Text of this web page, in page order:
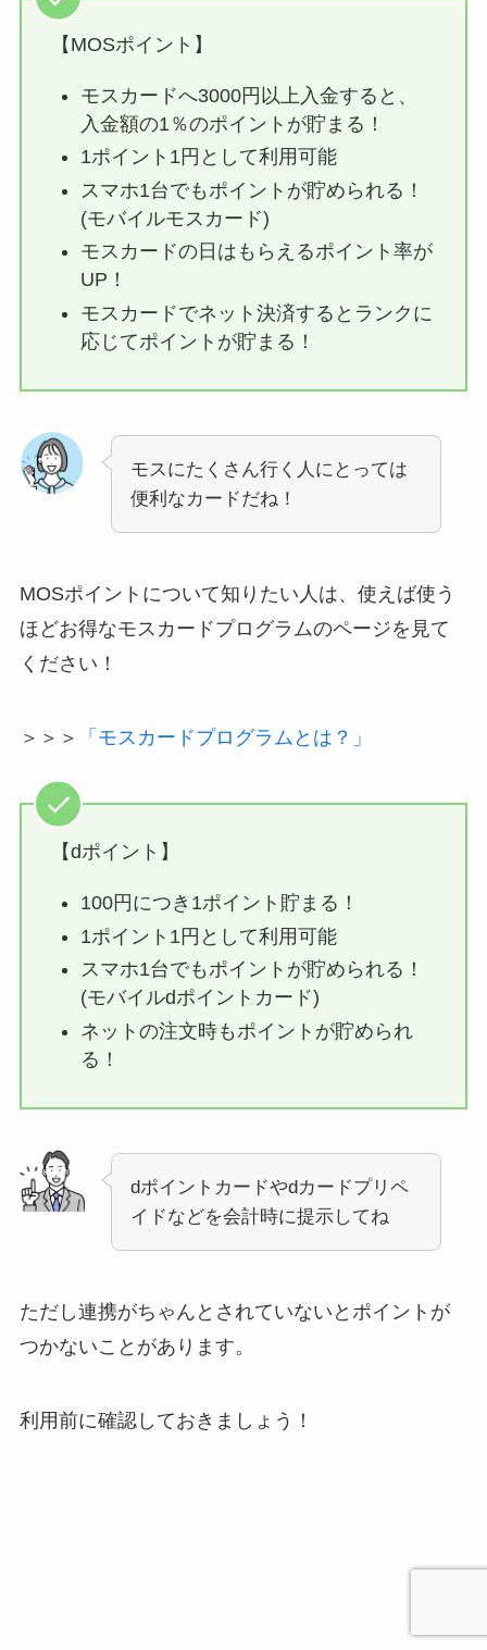
【MOSポイント】
モスカードへ3000円以上入金すると、
入金額の1％のポイントが貯まる！
1ポイント1円として利用可能
スマホ1台でもポイントが貯められる！
(モバイルモスカード)
モスカードの日はもらえるポイント率が
UP！
モスカードでネット決済するとランクに
応じてポイントが貯まる！
モスにたくさん行く人にとっては
便利なカードだね！
MOSポイントについて知りたい人は、使えば使う
ほどお得なモスカードプログラムのページを見て
ください！
＞＞＞ 「モスカードプログラムとは？」
【dポイント】
100円につき1ポイント貯まる！
1ポイント1円として利用可能
スマホ1台でもポイントが貯められる！
(モバイルdポイントカード)
ネットの注文時もポイントが貯められ
る！
dポイントカードやdカードプリペ
イドなどを会計時に提示してね
ただし連携がちゃんとされていないとポイントが
つかないことがあります。
利用前に確認しておきましょう！